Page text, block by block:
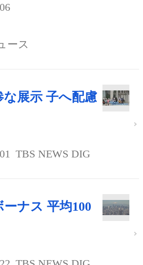
ース
な展示 子へ配慮
TBS NEWS DIG
ナス 平均100